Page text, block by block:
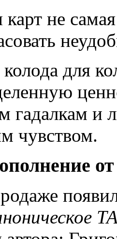
карт не
для
гадалкам и
чувством.